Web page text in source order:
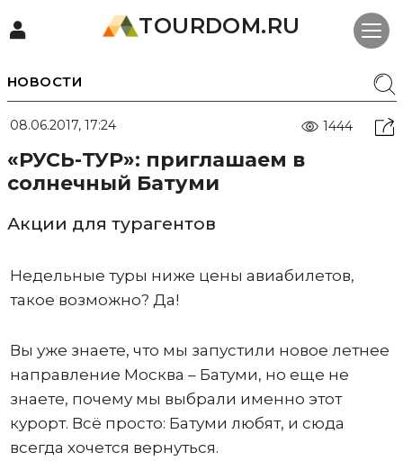
TOURDOM.RU
НОВОСТИ
08.06.2017, 17:24 1444
«РУСЬ-ТУР»: приглашаем в
солнечный Батуми
Акции для турагентов
Недельные туры ниже цены авиабилетов,
такое возможно? Да!
Вы уже знаете, что мы запустили новое летнее
направление Москва – Батуми, но еще не
знаете, почему мы выбрали именно этот
курорт. Всё просто: Батуми любят, и сюда
всегда хочется вернуться.